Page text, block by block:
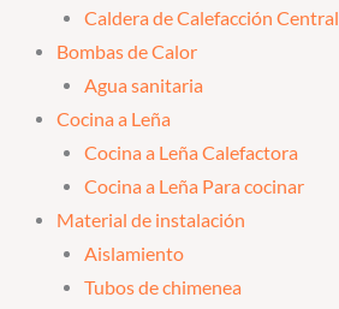
Caldera de Calefacción Central
Bombas de Calor
Agua sanitaria
Cocina a Leña
Cocina a Leña Calefactora
Cocina a Leña Para cocinar
Material de instalación
Aislamiento
Tubos de chimenea